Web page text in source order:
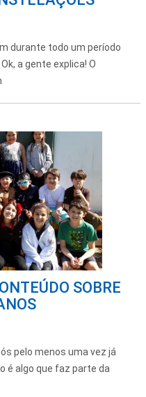
durante todo um período
a gente explica! O
SOBRE
pelo menos uma vez já
é algo que faz parte da